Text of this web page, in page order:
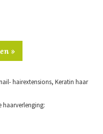
»
hairextensions, Keratin haar
haarverlenging: